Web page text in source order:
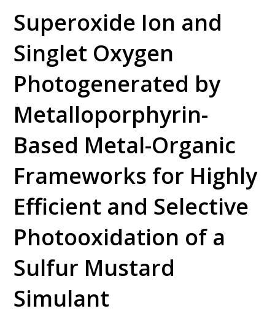
Superoxide Ion and
Singlet Oxygen
Photogenerated by
Metalloporphyrin-
Based Metal-Organic
Frameworks for Highly
Efficient and Selective
Photooxidation of a
Sulfur Mustard
Simulant